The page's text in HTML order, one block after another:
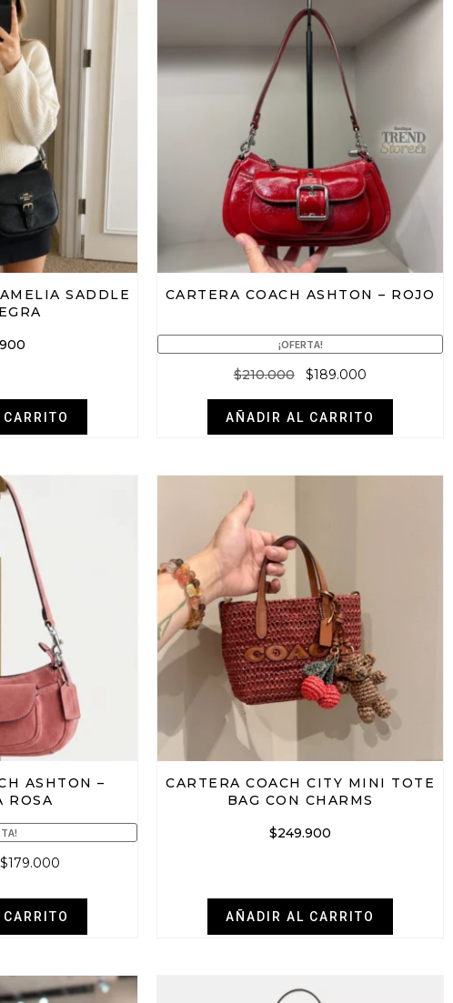
SADDLE
CARTERA COACH ASHTON – ROJO
¡OFERTA!
$210.000 $189.000
AÑADIR AL CARRITO
ASHTON –
ROSA
$179.000
CARTERA COACH CITY MINI TOTE
BAG CON CHARMS
$249.900
AÑADIR AL CARRITO